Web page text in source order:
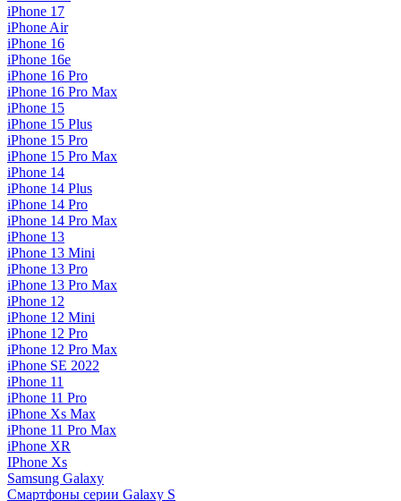
iPhone 17
iPhone Air
iPhone 16
iPhone 16e
iPhone 16 Pro
iPhone 16 Pro Max
iPhone 15
iPhone 15 Plus
iPhone 15 Pro
iPhone 15 Pro Max
iPhone 14
iPhone 14 Plus
iPhone 14 Pro
iPhone 14 Pro Max
iPhone 13
iPhone 13 Mini
iPhone 13 Pro
iPhone 13 Pro Max
iPhone 12
iPhone 12 Mini
iPhone 12 Pro
iPhone 12 Pro Max
iPhone SE 2022
iPhone 11
iPhone 11 Pro
iPhone Xs Max
iPhone 11 Pro Max
iPhone XR
IPhone Xs
Samsung Galaxy
Смартфоны серии Galaxy S